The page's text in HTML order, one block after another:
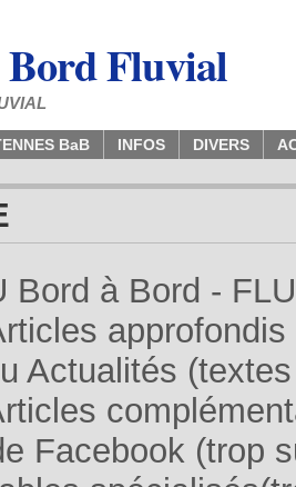
Fluvial
BaB INFOS DIVERS
Bord à Bord -
Actualités
Facebook (trop